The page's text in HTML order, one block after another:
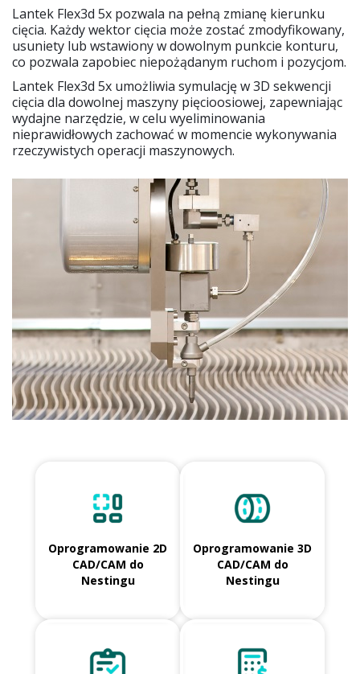
Lantek Flex3d 5x pozwala na pełną zmianę kierunku
cięcia. Każdy wektor cięcia może zostać zmodyfikowany,
usuniety lub wstawiony w dowolnym punkcie konturu,
co pozwala zapobiec niepożądanym ruchom i pozycjom.
Lantek Flex3d 5x umożliwia symulację w 3D sekwencji
cięcia dla dowolnej maszyny pięcioosiowej, zapewniając
wydajne narzędzie, w celu wyeliminowania
nieprawidłowych zachować w momencie wykonywania
rzeczywistych operacji maszynowych.
Oprogramowanie 2D
CAD/CAM do
Nestingu
Oprogramowanie 3D
CAD/CAM do
Nestingu